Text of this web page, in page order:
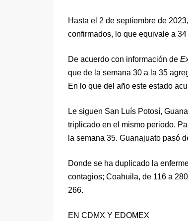
Hasta el 2 de septiembre de
confirmados, lo que equivale a
De acuerdo con información de
que de la semana 30 a la 35
En lo que del año este estado
Le siguen San Luís Potosí,
triplicado en el mismo periodo.
la semana 35. Guanajuato pasó
Donde se ha duplicado la
contagios; Coahuila, de 116 a
266.
EN CDMX Y EDOMEX